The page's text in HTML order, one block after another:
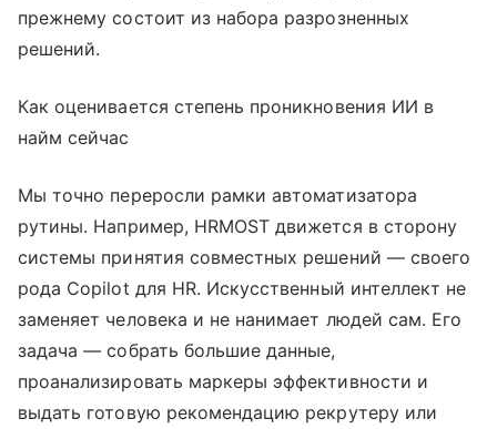
прежнему состоит из набора разрозненных
решений.
Как оценивается степень проникновения ИИ в
найм сейчас
Мы точно переросли рамки автоматизатора
рутины. Например, HRMOST движется в сторону
системы принятия совместных решений — своего
рода Copilot для HR. Искусственный интеллект не
заменяет человека и не нанимает людей сам. Его
задача — собрать большие данные,
проанализировать маркеры эффективности и
выдать готовую рекомендацию рекрутеру или